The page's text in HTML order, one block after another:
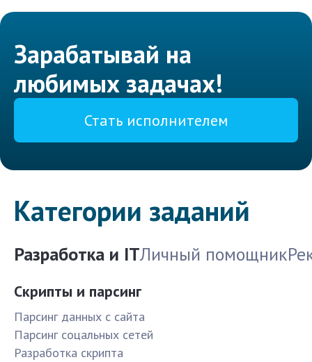
Зарабатывай на
любимых задачах!
Стать исполнителем
Категории заданий
Разработка и ITЛичный помощник
Скрипты и парсинг
Парсинг данных с сайта
Парсинг соцальных сетей
Разработка скрипта